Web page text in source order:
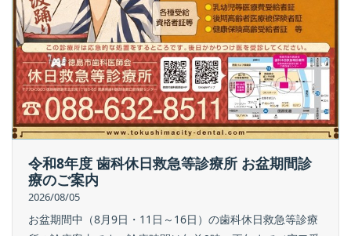
令和8年度 歯科休日救急等診療所 お盆期間診
療のご案内
2026/08/05
お盆期間中（8月9日・11日～16日）の歯科休日救急等診療